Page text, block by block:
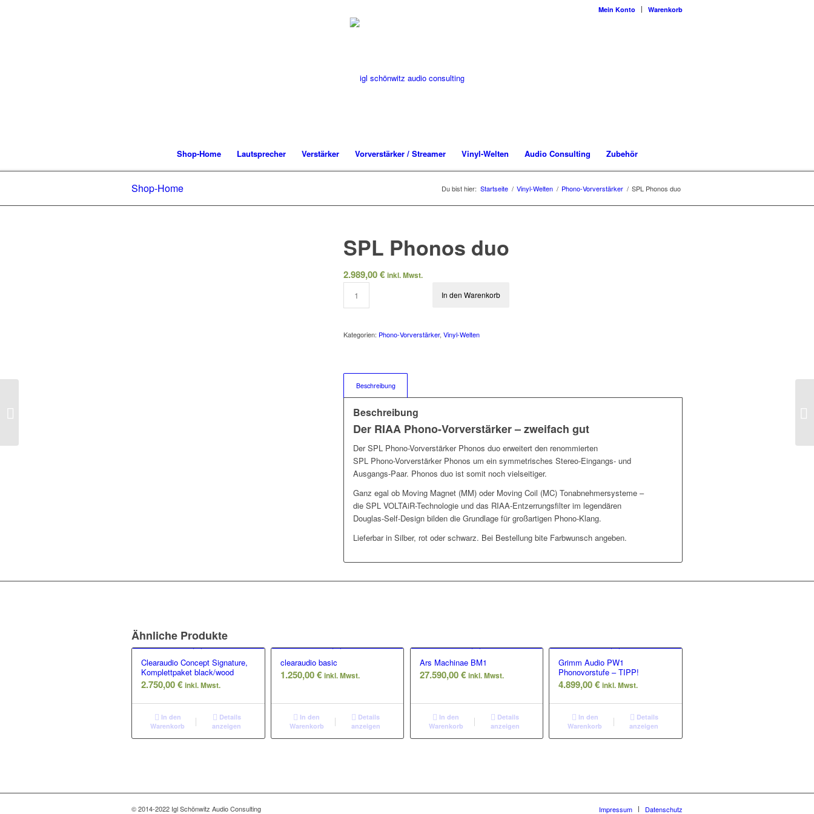
Mein Konto Warenkorb
Shop-Home Lautsprecher Verstärker Vorverstärker / Streamer Vinyl-Welten Audio Consulting Zubehör
Shop-Home Du bist hier: Startseite / Vinyl-Welten / Phono-Vorverstärker / SPL Phonos duo
SPL Phonos duo
2.989,00€ inkl. Mwst.
In den Warenkorb
Kategorien: Phono-Vorverstärker,Vinyl-Welten
Beschreibung
Beschreibung
Der RIAA Phono-Vorverstärker – zweifach gut
Der SPL Phono-Vorverstärker Phonos duo erweitert den renommierten
SPL Phono-Vorverstärker Phonos um ein symmetrisches Stereo-Eingangs- und
Ausgangs-Paar. Phonos duo ist somit noch vielseitiger.
Ganz egal ob Moving Magnet (MM) oder Moving Coil (MC) Tonabnehmersysteme –
die SPL VOLTAiR-Technologie und das RIAA-Entzerrungsfilter im legendären
Douglas-Self-Design bilden die Grundlage für großartigen Phono-Klang.
Lieferbar in Silber, rot oder schwarz. Bei Bestellung bite Farbwunsch angeben.
Ähnliche Produkte
Clearaudio Concept Signature,
Komplettpaket black/wood
2.750,00€ inkl. Mwst.
In den
Warenkorb
Details
anzeigen
clearaudio basic
1.250,00€ inkl. Mwst.
In den
Warenkorb
Details
anzeigen
Ars Machinae BM1
27.590,00€ inkl. Mwst.
In den
Warenkorb
Details
anzeigen
Grimm Audio PW1
Phonovorstufe – TIPP!
4.899,00€ inkl. Mwst.
In den
Warenkorb
Details
anzeigen
© 2014-2022 Igl Schönwitz Audio Consulting Impressum Datenschutz